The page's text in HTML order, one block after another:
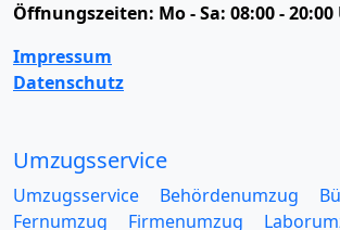
Öffnungszeiten: Mo - Sa: 08:00 -
Impressum
Datenschutz
Umzugsservice
Umzugsservice Behördenumzug
Fernumzug
Firmenumzug